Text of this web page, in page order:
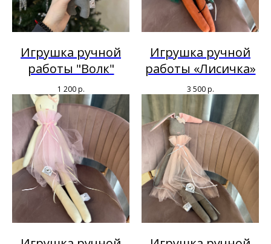
Игрушка ручной
работы "Волк"
1 200 р.
Игрушка ручной
работы «Лисичка»
3 500 р.